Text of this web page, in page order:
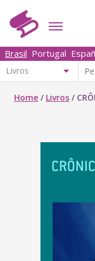
Brasil Portugal
Home / Livros /